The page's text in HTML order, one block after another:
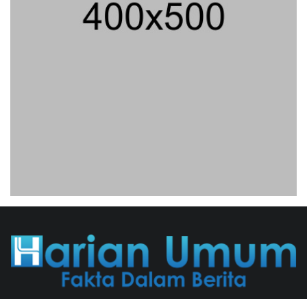
31/07/2026 13:23 WIB || HUKUM
Praperadilan Ketiga Roy Suryo
Nasional Nusantara Centre Hasilkan